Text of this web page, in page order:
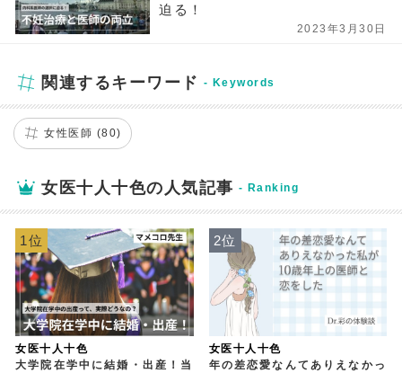
迫る！
2023年3月30日
関連するキーワード
女性医師 (80)
女医十人十色の人気記事
女医十人十色
大学院在学中に結婚・出産！当
1位
女医十人十色
年の差恋愛なんてありえなかっ
2位